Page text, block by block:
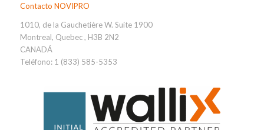
Contacto NOVIPRO
1010, de la Gauchetière W. Suite 1900
Montreal, Quebec , H3B 2N2
CANADÁ
Teléfono: 1 (833) 585-5353